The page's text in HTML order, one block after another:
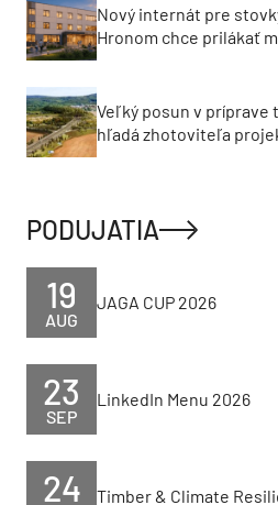
Nový internát pre
Hronom chce prilákať
Veľký posun v príprave
hľadá zhotoviteľa
PODUJATIA
AUG
19 JAGA CUP 2026
SEP
23 LinkedIn Menu 2026
24 Timber & Climate